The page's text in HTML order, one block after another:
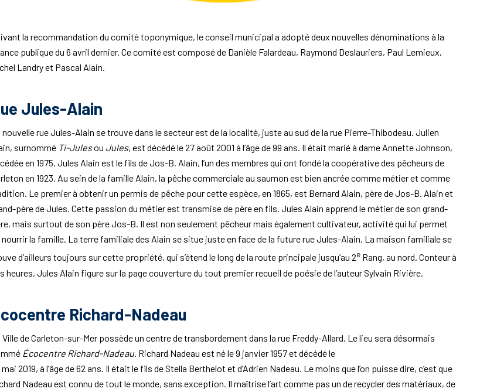
la recommandation du comité toponymique, le conseil municipal a adopté deux nouvelles dénominations à la
publique du 6 avril dernier. Ce comité est composé de Danièle Falardeau, Raymond Deslauriers, Paul Lemieux,
Landry et Pascal Alain.
Jules-Alain
nouvelle rue Jules-Alain se trouve dans le secteur est de la localité, juste au sud de la rue Pierre-Thibodeau. Julien
surnommé Ti-Julesou Jules, est décédé le 27 août 2001 à l’âge de 99 ans. Il était marié à dame Annette Johnson,
en 1975. Jules Alain est le fils de Jos-B. Alain, l’un des membres qui ont fondé la coopérative des pêcheurs de
en 1923. Au sein de la famille Alain, la pêche commerciale au saumon est bien ancrée comme métier et comme
Le premier à obtenir un permis de pêche pour cette espèce, en 1865, est Bernard Alain, père de Jos-B. Alain et
père de Jules. Cette passion du métier est transmise de père en fils. Jules Alain apprend le métier de son grand-
mais surtout de son père Jos-B. Il est non seulement pêcheur mais également cultivateur, activité qui lui permet
nourrir la famille. La terre familiale des Alain se situe juste en face de la future rue Jules-Alain. La maison familiale se
d’ailleurs toujours sur cette propriété, qui s’étend le long de la route principale jusqu’au 2e Rang, au nord. Conteur à
heures, Jules Alain figure sur la page couverture du tout premier recueil de poésie de l’auteur Sylvain Rivière.
Richard-Nadeau
Ville de Carleton-sur-Mer possède un centre de transbordement dans la rue Freddy-Allard. Le lieu sera désormais
Écocentre Richard-Nadeau. Richard Nadeau est né le 9 janvier 1957 et décédé le
mai 2019, à l’âge de 62 ans. Il était le fils de Stella Berthelot et d’Adrien Nadeau. Le moins que l’on puisse dire, c’est que
Nadeau est connu de tout le monde, sans exception. Il maîtrise l’art comme pas un de recycler des matériaux, de